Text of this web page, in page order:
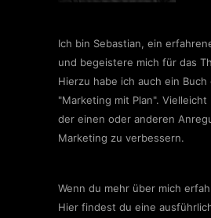
Ich bin Sebastian, ein
und begeistere mich für das
Hierzu habe ich auch ein
"Marketing mit Plan". Vielleicht
der einen oder anderen
Marketing zu verbessern.
Wenn du mehr über mich
Hier findest du eine